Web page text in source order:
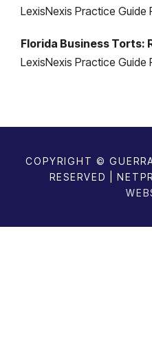
LexisNexis Practice Guide
Florida Business Torts:
LexisNexis Practice Guide
COPYRIGHT ©
RESERVED |